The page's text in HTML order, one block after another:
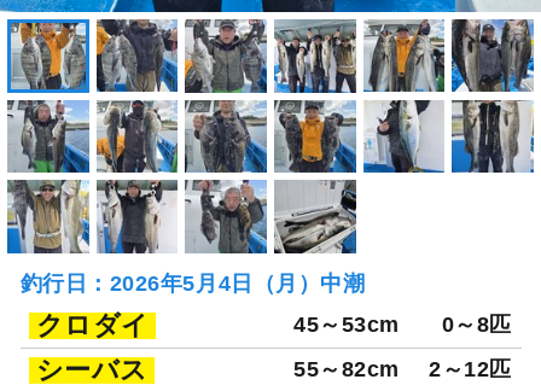
釣行日：2026年5月4日（月）中潮
クロダイ 45～53cm 0～8匹
シーバス 55～82cm 2～12匹